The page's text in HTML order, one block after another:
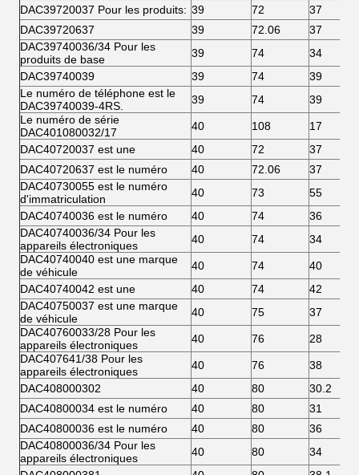
DAC39720037 Pour les produits: 39 72
37
DAC39720637
39 72.06
37
DAC39740036/34 Pour les
produits de base
39 74
34
DAC39740039
39 74
39
Le numéro de téléphone est le
DAC39740039-4RS.
39 74
39
Le numéro de série
DAC401080032/17
40 108
17
DAC40720037 est une
40 72
37
DAC40720637 est le numéro
40 72.06
37
DAC40730055 est le numéro
d'immatriculation
40 73
55
DAC40740036 est le numéro
40 74
36
DAC40740036/34 Pour les
appareils électroniques
40 74
34
DAC40740040 est une marque
de véhicule
40 74
40
DAC40740042 est une
40 74
42
DAC40750037 est une marque
de véhicule
40 75
37
DAC40760033/28 Pour les
appareils électroniques
40 76
28
DAC407641/38 Pour les
appareils électroniques
40 76
38
DAC408000302
40 80
30.2
DAC40800034 est le numéro
40 80
31
DAC40800036 est le numéro
40 80
36
DAC40800036/34 Pour les
appareils électroniques
40 80
34